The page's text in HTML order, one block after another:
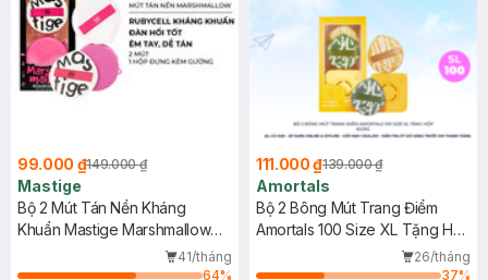
99.000 ₫149.000 ₫
Mastige
Bộ 2 Mút Tán Nền Kháng
Khuẩn Mastige Marshmallow
41/tháng
64%
111.000 ₫139.000 ₫
Amortals
Bộ 2 Bông Mút Trang Điểm
Amortals 100 Size XL Tặng Hộp
26/tháng
37%